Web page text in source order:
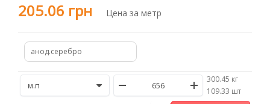
205.06 грн Цена за метр
анод.серебро
300.45 кг
/109.33 шт